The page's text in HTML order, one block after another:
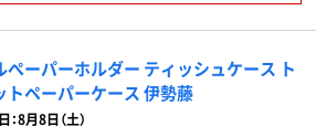
ぺーパーホルダー ティッシュケース ト
トペーパーケース 伊勢藤
：8月8日（土）